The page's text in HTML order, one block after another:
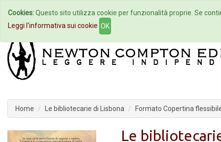
Home Autori Eventi
Home Le bibliotecarie di Lisbona Formato Copertina
Le
Cookies:Questo sito utilizza cookie per funzionalità proprie. Se
Leggi l'informativa sui cookie OK